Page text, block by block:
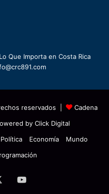
Que Importa en Costa Rica
reservados |
Cadena
by Click Digital
Política Economía
Mundo